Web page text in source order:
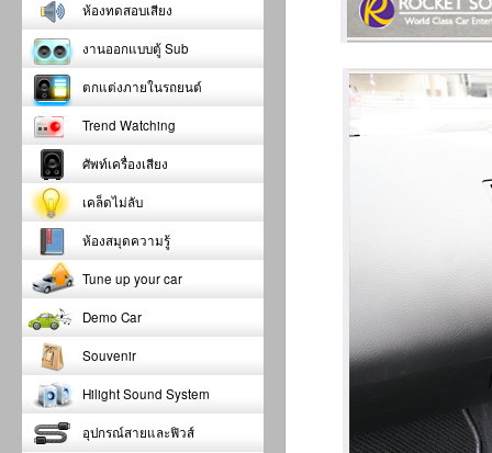
ห้องทดสอบเสียง
งานออกแบบตู้ Sub
ตกแต่งภายในรถยนต์
Trend Watching
ศัพท์เครื่องเสียง
เคล็ดไม่ลับ
ห้องสมุดความรู้
Tune up your car
Demo Car
Souvenir
Hilight Sound System
อุปกรณ์สายและฟิวส์